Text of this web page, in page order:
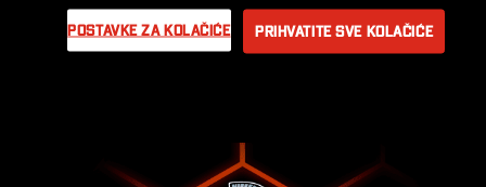
Postavke za kolačiće Prihvatite sve kolačiće